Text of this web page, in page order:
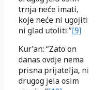
trnja neće imati,
koje neće ni ugojiti
ni glad utoliti.”[9]
Kur'an: “Zato on
danas ovdje nema
prisna prijatelja, ni
drugog jela osim